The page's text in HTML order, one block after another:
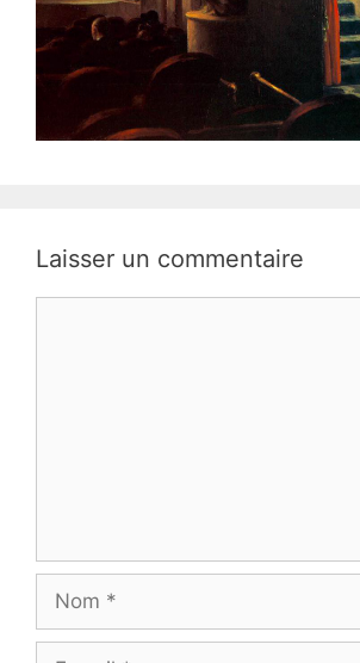
Laisser un commentaire